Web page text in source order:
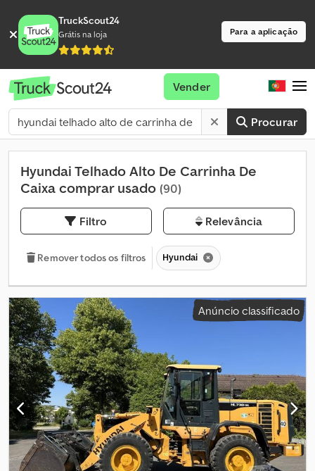
TruckScout24
Grátis na loja Para a aplicação
Procurar
Vender
Hyundai Telhado Alto De Carrinha De
Caixa comprar usado (90)
Filtro Relevância
Remover todos os filtros Hyundai
Anúncio classificado